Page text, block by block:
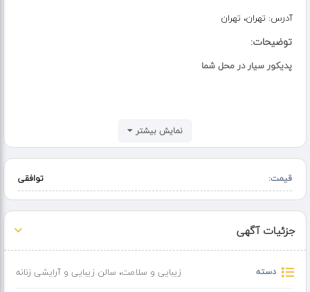
آدرس: تهران، تهران
توضیحات:
پدیکور سیار در محل شما
پدیکور و مانیکور اپیلاسیون و لیزر مشاوره و روان درمانی سایر آرایشی و
زیبایی
ساعت کاری :
شبانه روزی
توضیحات :
نمایش بیشتر
قیمت: توافقی
جزئیات آگهی
دسته زیبایی و سلامت، سالن زیبایی و آرایشی زنانه